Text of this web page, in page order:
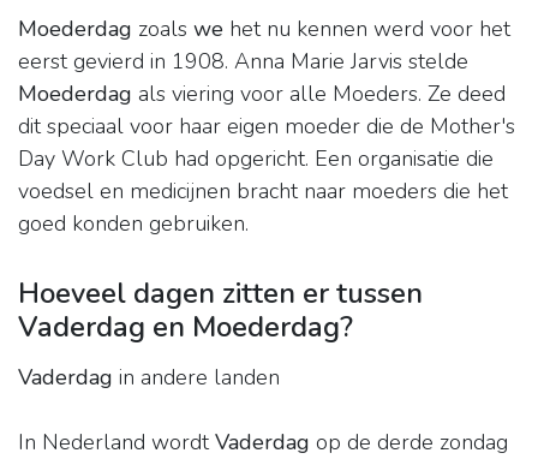
Moederdag zoals we het nu kennen werd voor het
eerst gevierd in 1908. Anna Marie Jarvis stelde
Moederdag als viering voor alle Moeders. Ze deed
dit speciaal voor haar eigen moeder die de Mother's
Day Work Club had opgericht. Een organisatie die
voedsel en medicijnen bracht naar moeders die het
goed konden gebruiken.
Hoeveel dagen zitten er tussen
Vaderdag en Moederdag?
Vaderdag in andere landen
In Nederland wordtVaderdag op de derde zondag